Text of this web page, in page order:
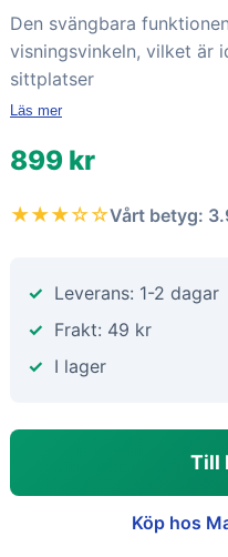
Den svängbara
visningsvinkeln, vilket är
sittplatser
Läs mer
899 kr
★★★☆☆Vårt betyg:
Leverans: 1-2 dagar
Frakt: 49 kr
I lager
Till
Köp hos